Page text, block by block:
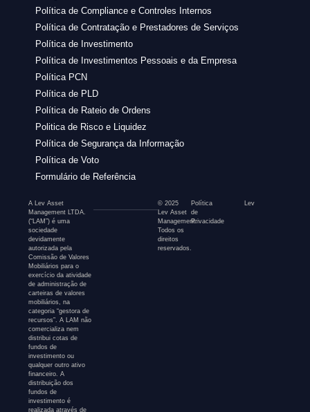
Política de Compliance e Controles Internos
Política de Contratação e Prestadores de Serviços
Política de Investimento
Política de Investimentos Pessoais e da Empresa
Política PCN
Política de PLD
Política de Rateio de Ordens
Politica de Risco e Liquidez
Política de Segurança da Informação
Política de Voto
Formulário de Referência
A Lev Asset
Management LTDA.
(“LAM”) é uma
sociedade
devidamente
autorizada pela
Comissão de Valores
Mobiliários para o
exercício da atividade
de administração de
carteiras de valores
mobiliários, na
categoria “gestora de
recursos”. A LAM não
comercializa nem
distribui cotas de
fundos de
investimento ou
qualquer outro ativo
financeiro. A
distribuição dos
fundos de
investimento é
realizada através de
© 2025
Lev Asset
Management.
Todos os
direitos
reservados.
Política
de
Privacidade
Lev